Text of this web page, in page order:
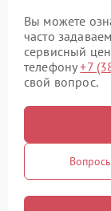
Вы можете
часто
сервисный
телефону+7
свой вопрос.